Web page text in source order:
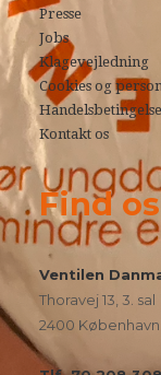
Presse
Jobs
Klagevejledning
Cookies og
Kontakt os
Find os
Ventilen
Thoravej 13, 3. sal
2400 København